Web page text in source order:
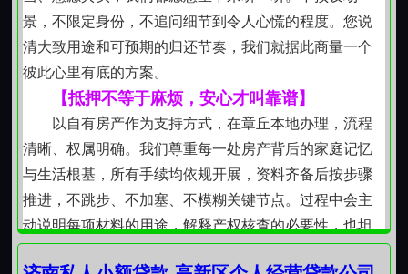
合适”；不讲“金融支持”，只谈“这笔钱怎么让你少点操
心”。
借与还之间，隔着的是信任，不是距离。在章丘这
片土地上，我们习惯用脚步丈量诚意，用时间沉淀关
系，用一次又一次的履约，把“私借”二字，写出温度与分
量。
景，不限定身份，不追问细节到令人心慌的程度。您说
清大致用途和可预期的归还节奏，我们就据此商量一个
彼此心里有底的方案。
【抵押不等于麻烦，安心才叫靠谱】
以自有房产作为支持方式，在章丘本地办理，流程
清晰、权属明确。我们尊重每一处房产背后的家庭记忆
与生活根基，所有手续均依规开展，资料齐备后按步骤
推进，不跳步、不加塞、不模糊关键节点。过程中会主
动说明每项材料的用途，解释产权核查的必要性，也坦